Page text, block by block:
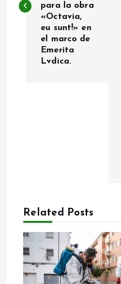
e
e
e
n
t
para la obra
«Octavia,
eu sunt!» en
el marco de
Emerita
Lvdica.
Related Posts